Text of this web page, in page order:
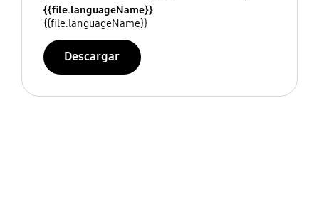
{{file.languageName}}
{{file.languageName}}
Descargar